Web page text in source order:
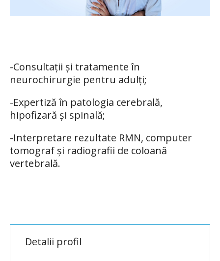
-Consultații și tratamente în
neurochirurgie pentru adulți;
-Expertiză în patologia cerebrală,
hipofizară și spinală;
-Interpretare rezultate RMN, computer
tomograf și radiografii de coloană
vertebrală.
Detalii profil